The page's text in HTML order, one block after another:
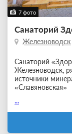
7 фото
Санаторий
Железноводск
Санаторий
Железноводск,
источники
«Славяновская»
...